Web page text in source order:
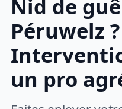
Nid de
Péruwelz ?
un pro